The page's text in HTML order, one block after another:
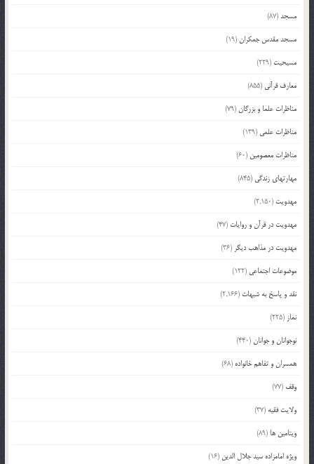
مسجد(87)
مسجد مقدس جمکران(19)
مسیحیت (229)
معارف قرآنی (855)
مناظرات علما و بزرگان(79)
مناظرات علمی (139)
مناظرات معصومین (60)
مهارتهای زندگی (845)
مهدویت (2,150)
مهدویت در قرآن و روایات (47)
مهدویت در مذاهب دیگر (36)
موضوعات اجتماعی (122)
نقد و پاسخ به شبهات (2,166)
نماز (225)
نوجوانان و جوانان(440)
همسران و تفاهم خانواده (68)
وقف (77)
ولایت فقیه (37)
ویتامین ها (89)
ویژه امامزاده سید جلال الدین (16)